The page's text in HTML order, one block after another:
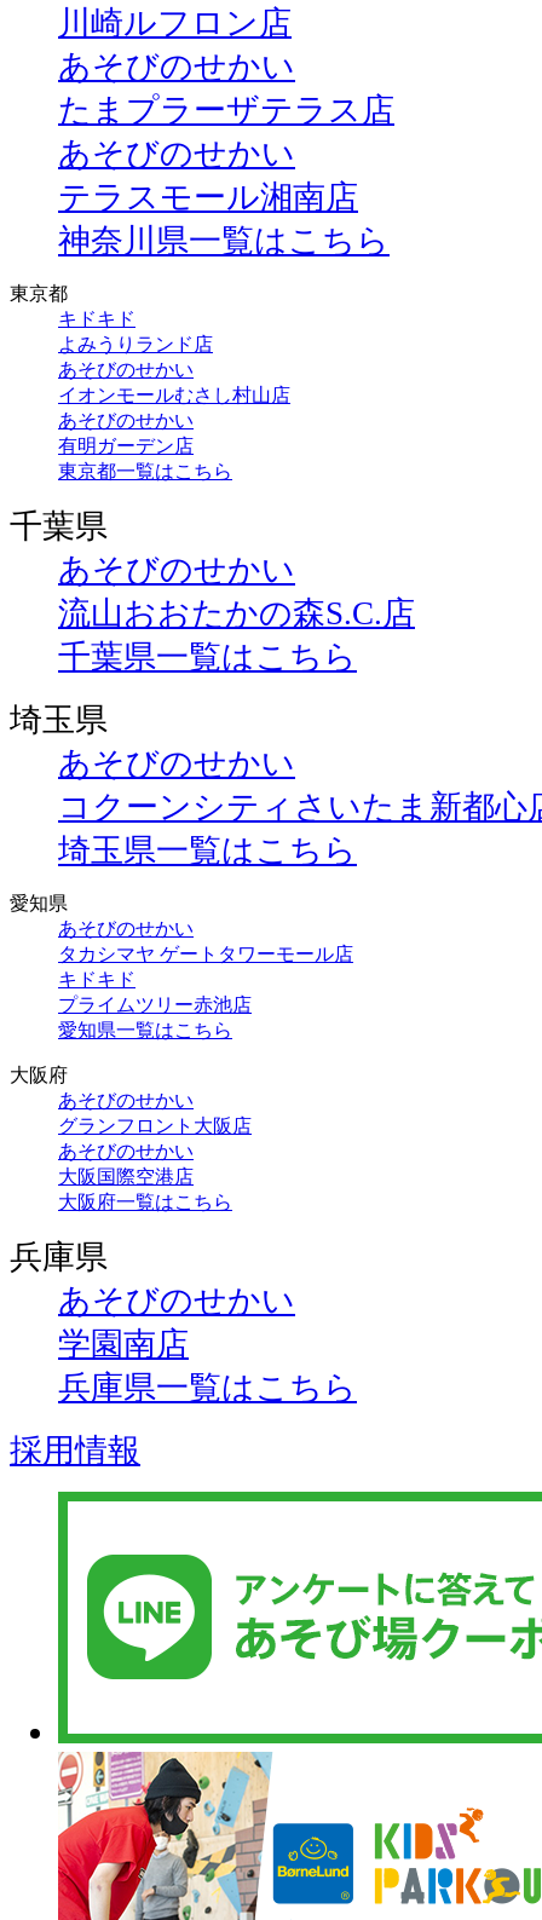
川崎ルフロン店
あそびのせかい
たまプラーザテラス店
あそびのせかい
テラスモール湘南店
神奈川県一覧はこちら
東京都
キドキド
よみうりランド店
あそびのせかい
イオンモールむさし村山店
あそびのせかい
有明ガーデン店
東京都一覧はこちら
千葉県
あそびのせかい
流山おおたかの森S.C.店
千葉県一覧はこちら
埼玉県
あそびのせかい
コクーンシティさいたま新都心
埼玉県一覧はこちら
愛知県
あそびのせかい
タカシマヤ ゲートタワーモール店
キドキド
プライムツリー赤池店
愛知県一覧はこちら
大阪府
あそびのせかい
グランフロント大阪店
あそびのせかい
大阪国際空港店
大阪府一覧はこちら
兵庫県
あそびのせかい
学園南店
兵庫県一覧はこちら
採用情報